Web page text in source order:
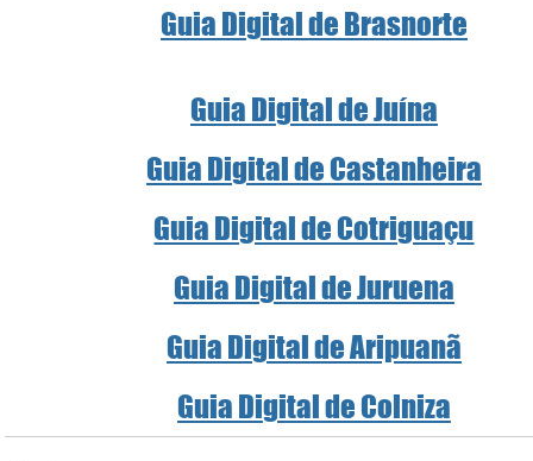
Guia Digital de Brasnorte
Guia Digital de Juína
Guia Digital de Castanheira
Guia Digital de Cotriguaçu
Guia Digital de Juruena
Guia Digital de Aripuanã
Guia Digital de Colniza